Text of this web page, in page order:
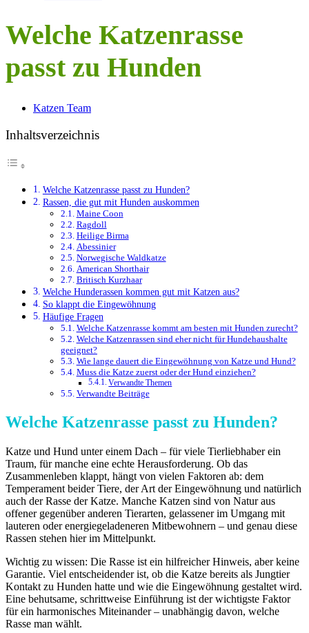
Welche Katzenrasse
passt zu Hunden
Posted
Katzen Team
Inhaltsverzeichnis
Welche Katzenrasse passt zu Hunden?
Rassen, die gut mit Hunden auskommen
Maine Coon
Ragdoll
Heilige Birma
Abessinier
Norwegische Waldkatze
American Shorthair
Britisch Kurzhaar
Welche Hunderassen kommen gut mit Katzen aus?
So klappt die Eingewöhnung
Häufige Fragen
Welche Katzenrasse kommt am besten mit Hunden zurecht?
Welche Katzenrassen sind eher nicht für Hundehaushalte
geeignet?
Wie lange dauert die Eingewöhnung von Katze und Hund?
Muss die Katze zuerst oder der Hund einziehen?
Verwandte Themen
Verwandte Beiträge
Welche Katzenrasse passt zu Hunden?
Katze und Hund unter einem Dach – für viele Tierliebhaber ein
Traum, für manche eine echte Herausforderung. Ob das
Zusammenleben klappt, hängt von vielen Faktoren ab: dem
Temperament beider Tiere, der Art der Eingewöhnung und natürlich
auch der Rasse der Katze. Manche Katzen sind von Natur aus
offener gegenüber anderen Tierarten, gelassener im Umgang mit
lauteren oder energiegeladeneren Mitbewohnern – und genau diese
Rassen stehen hier im Mittelpunkt.
Wichtig zu wissen: Die Rasse ist ein hilfreicher Hinweis, aber keine
Garantie. Viel entscheidender ist, ob die Katze bereits als Jungtier
Kontakt zu Hunden hatte und wie die Eingewöhnung gestaltet wird.
Eine behutsame, schrittweise Einführung ist der wichtigste Faktor
für ein harmonisches Miteinander – unabhängig davon, welche
Rasse man wählt.